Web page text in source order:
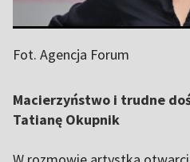
Fot. Agencja Forum
Macierzyństwo i trudne
Tatianę Okupnik